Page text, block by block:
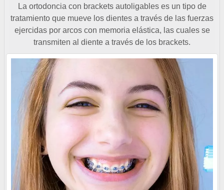
La ortodoncia con brackets autoligables es un tipo de
tratamiento que mueve los dientes a través de las fuerzas
ejercidas por arcos con memoria elástica, las cuales se
transmiten al diente a través de los brackets.